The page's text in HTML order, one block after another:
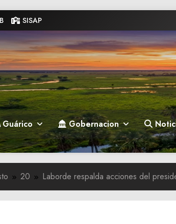
SISAP
de Guarico
Guárico Gobernacion
20 Laborde respalda acciones del